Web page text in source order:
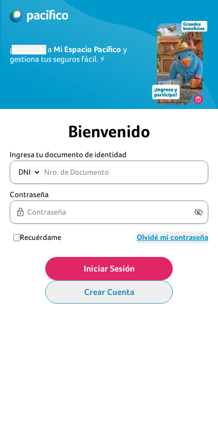
¡ a Mi Espacio Pacífico y
gestiona tus seguros fácil. ⚡
Bienvenido
Ingresa tu documento de identidad
Contraseña
Recuérdame Olvidé mi contraseña
Iniciar Sesión
Crear Cuenta